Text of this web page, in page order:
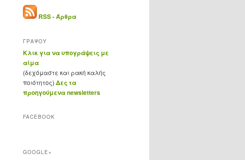
RSS - Άρθρα
ΓΡΑΨΟΥ
Κλικ για να υπογράψεις με
αίμα
(δεχόμαστε και ρακή καλής
ποιότητος) Δες τα
προηγούμενα newsletters
FACEBOOK
GOOGLE+